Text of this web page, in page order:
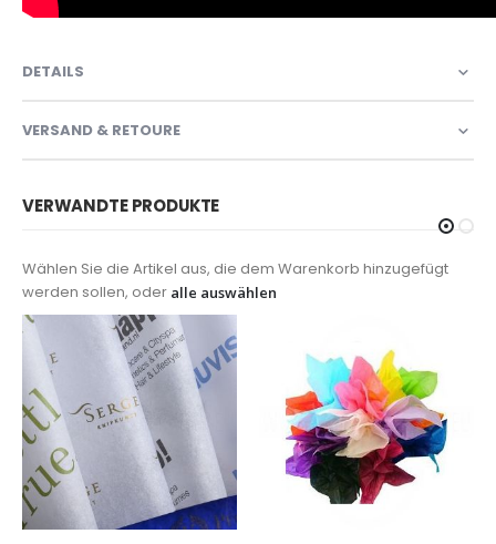
DETAILS
VERSAND & RETOURE
VERWANDTE PRODUKTE
Wählen Sie die Artikel aus, die dem Warenkorb hinzugefügt
werden sollen, oder alle auswählen